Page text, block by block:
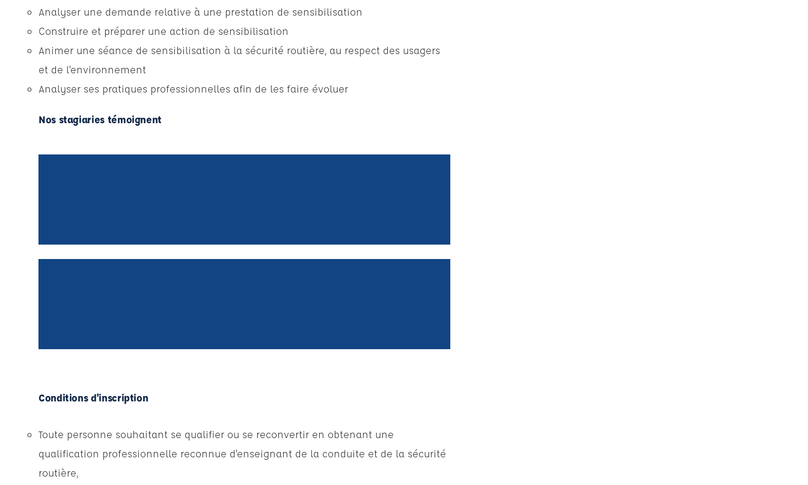
Analyser une demande relative à une prestation de sensibilisation
Construire et préparer une action de sensibilisation
Animer une séance de sensibilisation à la sécurité routière, au respect des usagers
et de l’environnement
Analyser ses pratiques professionnelles afin de les faire évoluer
Nos stagiaries témoignent
Conditions d'inscription
Toute personne souhaitant se qualifier ou se reconvertir en obtenant une
qualification professionnelle reconnue d’enseignant de la conduite et de la sécurité
routière,